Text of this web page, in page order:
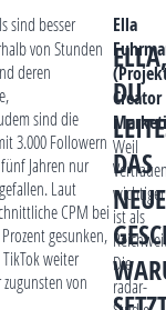
sind besser
von Stunden
deren
sind die
3.000 Followern
Jahren nur
Laut
CPM bei
gesunken,
weiter
von
ELLA,
DU
DAS
NEUE
Ella
Creator
Weil
wichtiger
ist als
Die
radar-